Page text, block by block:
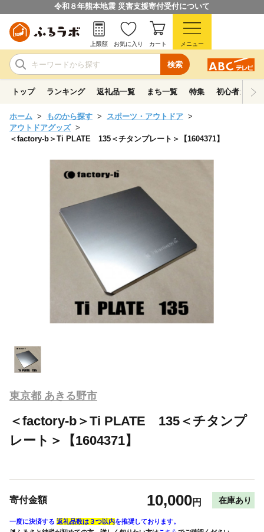
令和８年熊本地震 災害支援寄付受付について
検索
上限額 お気に入り カート メニュー
トップ ランキング 返礼品一覧 まち一覧 特集 初心者ガイド
ホーム ものから探す
スポーツ・アウトドア
アウトドアグッズ
＜factory-b＞Ti PLATE 135＜チタンプレート＞【1604371】
東京都 あきる野市
＜factory-b＞Ti PLATE 135＜チタンプ
レート＞【1604371】
寄付金額 10,000円 在庫あり
一度に決済する 返礼品数は３つ以内を推奨しております。